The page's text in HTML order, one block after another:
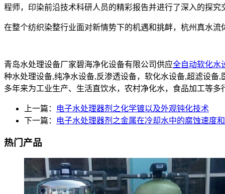
程师，印染前沿技术科研人员的精彩报告并进行了深入的探究
在整个纺织染整行业面对新情势下的机遇和挑衅，杭州真水
青岛水处理设备厂家碧海净化设备有限公司供应全自动软化水
种水处理设备,纯净水设备,反渗透设备，软化水设备,超滤设
多年来为工业生产、生活直饮水，农村净化水，食品加工等
上一篇：
电子水处理器剂之化学镀以及外观钝化技术
下一篇：
电子水处理器剂之金属在冷却水中的腐蚀速度
热门产品